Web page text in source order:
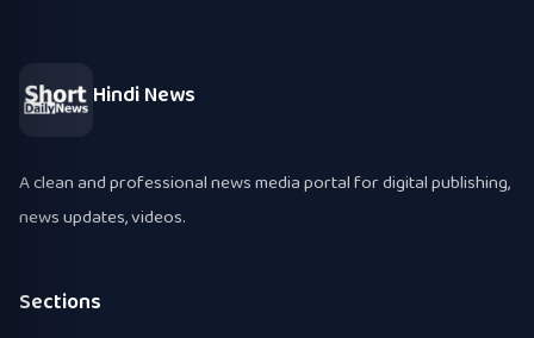
Hindi News
A clean and professional news media portal for digital publishing,
news updates, videos.
Sections